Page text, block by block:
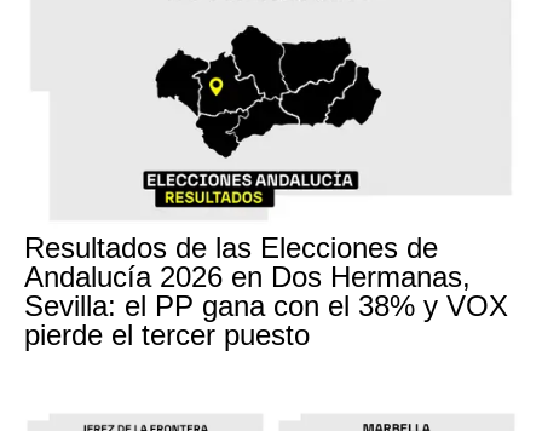
Resultados de las Elecciones de
Andalucía 2026 en Dos Hermanas,
Sevilla: el PP gana con el 38% y VOX
pierde el tercer puesto